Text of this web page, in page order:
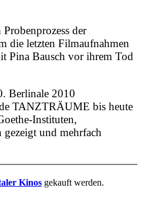
der
die letzten Filmaufnahmen
Pina Bausch vor ihrem Tod
Berlinale 2010
TANZTRÄUME bis heute
Instituten,
und mehrfach
Kinos gekauft werden.